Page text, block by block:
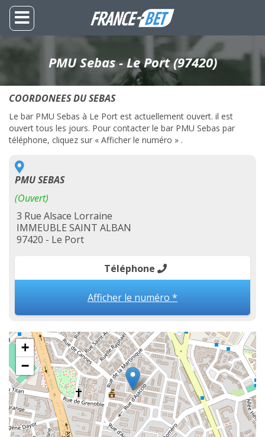
PMU Sebas - Le Port (97420)
COORDONEES DU SEBAS
Le bar PMU Sebas à Le Port est actuellement ouvert. il est
ouvert tous les jours. Pour contacter le bar PMU Sebas par
téléphone, cliquez sur « Afficher le numéro » .
PMU SEBAS
(Ouvert)
3 Rue Alsace Lorraine
IMMEUBLE SAINT ALBAN
97420 - Le Port
Téléphone
Afficher le numéro *
+
−